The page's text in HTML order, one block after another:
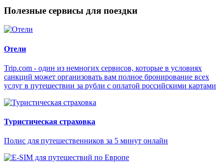
Полезные сервисы для поездки
Отели
Trip.com - один из немногих сервисов, которые в условиях
санкций может организовать вам полное бронирование всех
услуг в путешествии за рубли с оплатой российскими картами
Туристическая страховка
Полис для путешественников за 5 минут онлайн